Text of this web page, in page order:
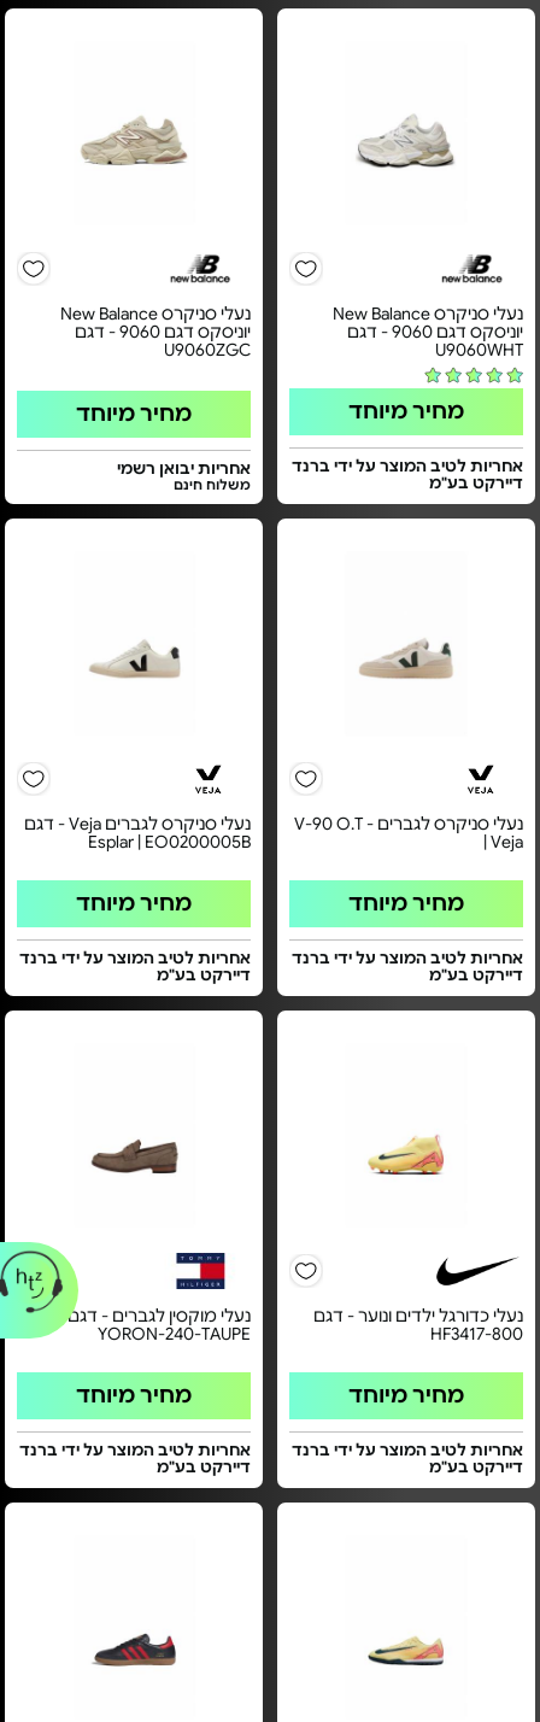
נעלי סניקרס New Balance
יוניסקס דגם 9060 - דגם
U9060WHT
מחיר מיוחד
אחריות לטיב המוצר על ידי ברנד
דיירקט בע"מ
נעלי סניקרס New Balance
יוניסקס דגם 9060 - דגם
U9060ZGC
מחיר מיוחד
אחריות יבואן רשמי
משלוח חינם
נעלי סניקרס לגברים - V-90 O.T
| Veja
מחיר מיוחד
אחריות לטיב המוצר על ידי ברנד
דיירקט בע"מ
נעלי סניקרס לגברים Veja - דגם
Esplar | EO0200005B
מחיר מיוחד
אחריות לטיב המוצר על ידי ברנד
דיירקט בע"מ
נעלי כדורגל ילדים ונוער - דגם
HF3417-800
מחיר מיוחד
אחריות לטיב המוצר על ידי ברנד
דיירקט בע"מ
נעלי מוקסין לגברים - דגם
YORON-240-TAUPE
מחיר מיוחד
אחריות לטיב המוצר על ידי ברנד
דיירקט בע"מ